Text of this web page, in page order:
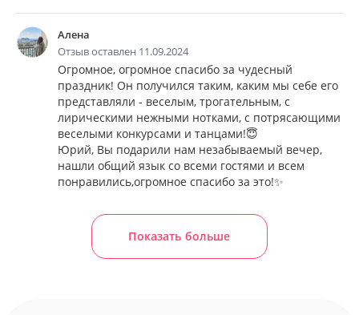
Алена
Отзыв оставлен 11.09.2024
Огромное, огромное спасибо за чудесный
праздник! Он получился таким, каким мы себе его
представляли - веселым, трогательным, с
лирическими нежными нотками, с потрясающими
веселыми конкурсами и танцами!😇
Юрий, Вы подарили нам незабываемый вечер,
нашли общий язык со всеми гостями и всем
понравились,огромное спасибо за это!✨
Показать больше